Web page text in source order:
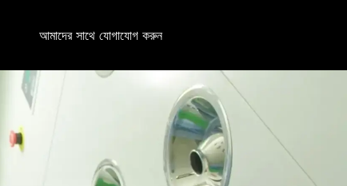
আমাদের সাথে যোগাযোগ করুন